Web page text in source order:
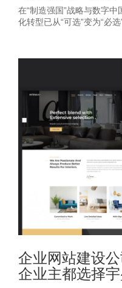
在“制造强国”战略与数字
化转型已从“可选”变为“必
企业网站建设
企业主都选择